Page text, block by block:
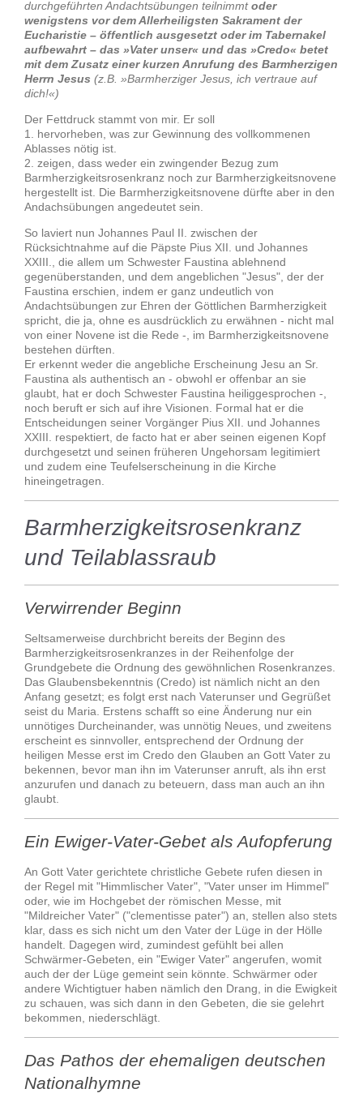
durchgeführten Andachtsübungen teilnimmt oder
wenigstens vor dem Allerheiligsten Sakrament der
Eucharistie – öffentlich ausgesetzt oder im Tabernakel
aufbewahrt – das »Vater unser« und das »Credo« betet
mit dem Zusatz einer kurzen Anrufung des Barmherzigen
Herrn Jesus (z.B. »Barmherziger Jesus, ich vertraue auf
dich!«)
Der Fettdruck stammt von mir. Er soll
1. hervorheben, was zur Gewinnung des vollkommenen
Ablasses nötig ist.
2. zeigen, dass weder ein zwingender Bezug zum
Barmherzigkeitsrosenkranz noch zur Barmherzigkeitsnovene
hergestellt ist. Die Barmherzigkeitsnovene dürfte aber in den
Andachsübungen angedeutet sein.
So laviert nun Johannes Paul II. zwischen der
Rücksichtnahme auf die Päpste Pius XII. und Johannes
XXIII., die allem um Schwester Faustina ablehnend
gegenüberstanden, und dem angeblichen "Jesus", der der
Faustina erschien, indem er ganz undeutlich von
Andachtsübungen zur Ehren der Göttlichen Barmherzigkeit
spricht, die ja, ohne es ausdrücklich zu erwähnen - nicht mal
von einer Novene ist die Rede -, im Barmherzigkeitsnovene
bestehen dürften.
Er erkennt weder die angebliche Erscheinung Jesu an Sr.
Faustina als authentisch an - obwohl er offenbar an sie
glaubt, hat er doch Schwester Faustina heiliggesprochen -,
noch beruft er sich auf ihre Visionen. Formal hat er die
Entscheidungen seiner Vorgänger Pius XII. und Johannes
XXIII. respektiert, de facto hat er aber seinen eigenen Kopf
durchgesetzt und seinen früheren Ungehorsam legitimiert
und zudem eine Teufelserscheinung in die Kirche
hineingetragen.
Barmherzigkeitsrosenkranz
und Teilablassraub
Verwirrender Beginn
Seltsamerweise durchbricht bereits der Beginn des
Barmherzigkeitsrosenkranzes in der Reihenfolge der
Grundgebete die Ordnung des gewöhnlichen Rosenkranzes.
Das Glaubensbekenntnis (Credo) ist nämlich nicht an den
Anfang gesetzt; es folgt erst nach Vaterunser und Gegrüßet
seist du Maria. Erstens schafft so eine Änderung nur ein
unnötiges Durcheinander, was unnötig Neues, und zweitens
erscheint es sinnvoller, entsprechend der Ordnung der
heiligen Messe erst im Credo den Glauben an Gott Vater zu
bekennen, bevor man ihn im Vaterunser anruft, als ihn erst
anzurufen und danach zu beteuern, dass man auch an ihn
glaubt.
Ein Ewiger-Vater-Gebet als Aufopferung
An Gott Vater gerichtete christliche Gebete rufen diesen in
der Regel mit "Himmlischer Vater", "Vater unser im Himmel"
oder, wie im Hochgebet der römischen Messe, mit
"Mildreicher Vater" ("clementisse pater") an, stellen also stets
klar, dass es sich nicht um den Vater der Lüge in der Hölle
handelt. Dagegen wird, zumindest gefühlt bei allen
Schwärmer-Gebeten, ein "Ewiger Vater" angerufen, womit
auch der der Lüge gemeint sein könnte. Schwärmer oder
andere Wichtigtuer haben nämlich den Drang, in die Ewigkeit
zu schauen, was sich dann in den Gebeten, die sie gelehrt
bekommen, niederschlägt.
Das Pathos der ehemaligen deutschen
Nationalhymne